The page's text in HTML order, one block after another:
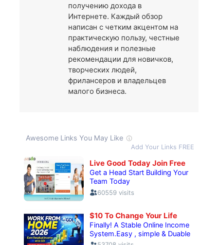
получению дохода в
Интернете. Каждый обзор
написан с четким акцентом на
практическую пользу, честные
наблюдения и полезные
рекомендации для новичков,
творческих людей,
фрилансеров и владельцев
малого бизнеса.